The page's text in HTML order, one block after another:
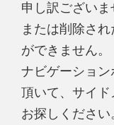
申し訳ござい
または削除さ
ができません。
ナビゲーショ
頂いて、サイ
お探しください